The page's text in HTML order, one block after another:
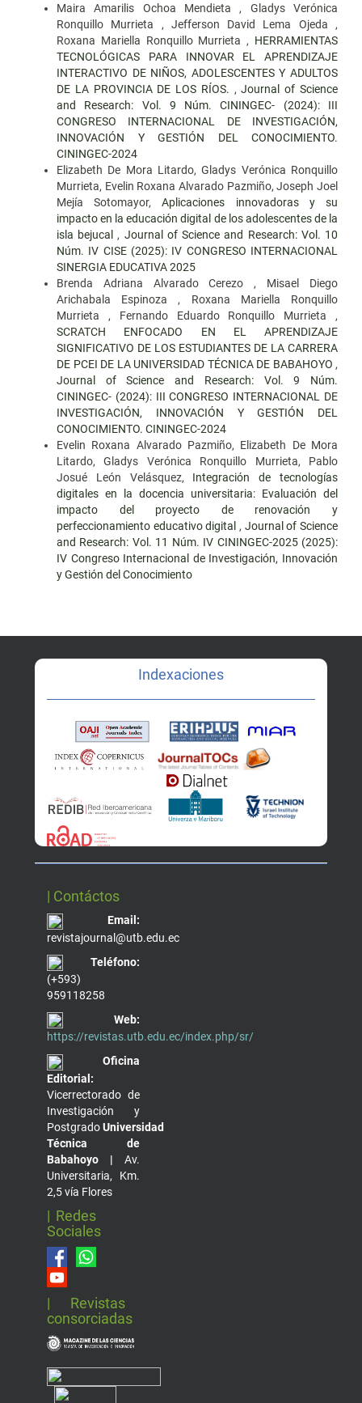
Maira Amarilis Ochoa Mendieta , Gladys Verónica
Ronquillo Murrieta , Jefferson David Lema Ojeda ,
Roxana Mariella Ronquillo Murrieta , HERRAMIENTAS
TECNOLÓGICAS PARA INNOVAR EL APRENDIZAJE
INTERACTIVO DE NIÑOS, ADOLESCENTES Y ADULTOS
DE LA PROVINCIA DE LOS RÍOS. ,Journal of Science
and Research: Vol. 9 Núm. CININGEC- (2024): III
CONGRESO INTERNACIONAL DE INVESTIGACIÓN,
INNOVACIÓN Y GESTIÓN DEL CONOCIMIENTO.
CININGEC-2024
Elizabeth De Mora Litardo, Gladys Verónica Ronquillo
Murrieta, Evelin Roxana Alvarado Pazmiño, Joseph Joel
Mejía Sotomayor,Aplicaciones innovadoras y su
impacto en la educación digital de los adolescentes de la
isla bejucal , Journal of Science and Research: Vol. 10
Núm. IV CISE (2025): IV CONGRESO INTERNACIONAL
SINERGIA EDUCATIVA 2025
Brenda Adriana Alvarado Cerezo , Misael Diego
Arichabala Espinoza , Roxana Mariella Ronquillo
Murrieta , Fernando Eduardo Ronquillo Murrieta ,
SCRATCH ENFOCADO EN EL APRENDIZAJE
SIGNIFICATIVO DE LOS ESTUDIANTES DE LA CARRERA
DE PCEI DE LA UNIVERSIDAD TÉCNICA DE BABAHOYO ,
Journal of Science and Research: Vol. 9 Núm.
CININGEC- (2024): III CONGRESO INTERNACIONAL DE
INVESTIGACIÓN, INNOVACIÓN Y GESTIÓN DEL
CONOCIMIENTO. CININGEC-2024
Evelin Roxana Alvarado Pazmiño, Elizabeth De Mora
Litardo, Gladys Verónica Ronquillo Murrieta, Pablo
Josué León Velásquez, Integración de tecnologías
digitales en la docencia universitaria: Evaluación del
impacto del proyecto de renovación y
perfeccionamiento educativo digital , Journal of Science
and Research: Vol. 11 Núm. IV CININGEC-2025 (2025):
IV Congreso Internacional de Investigación, Innovación
y Gestión del Conocimiento
Indexaciones
| Contáctos
Email:
revistajournal@utb.edu.ec
Teléfono:
(+593)
959118258
Web:
https://revistas.utb.edu.ec/index.php/sr/
Oficina
Editorial:
Vicerrectorado de
Investigación y
PostgradoUniversidad
Técnica de
Babahoyo | Av.
Universitaria, Km.
2,5 vía Flores
| Redes
Sociales
| Revistas
consorciadas